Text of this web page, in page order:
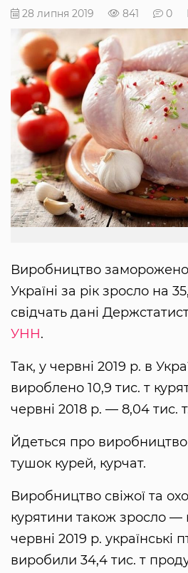
28 липня 2019 841 0
Виробництво
Україні за рік зросло на
свідчать дані
УНН.
Так, у червні 2019 р. в
вироблено 10,9 тис. т
червні 2018 р. — 8,04 тис.
Йдеться про
тушок курей, курчат.
Виробництво свіжої та
курятини також зросло —
червні 2019 р. українські
виробили 34,4 тис. т